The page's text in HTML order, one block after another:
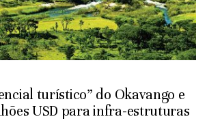
turístico” do Okavango e
USD para infra-estruturas